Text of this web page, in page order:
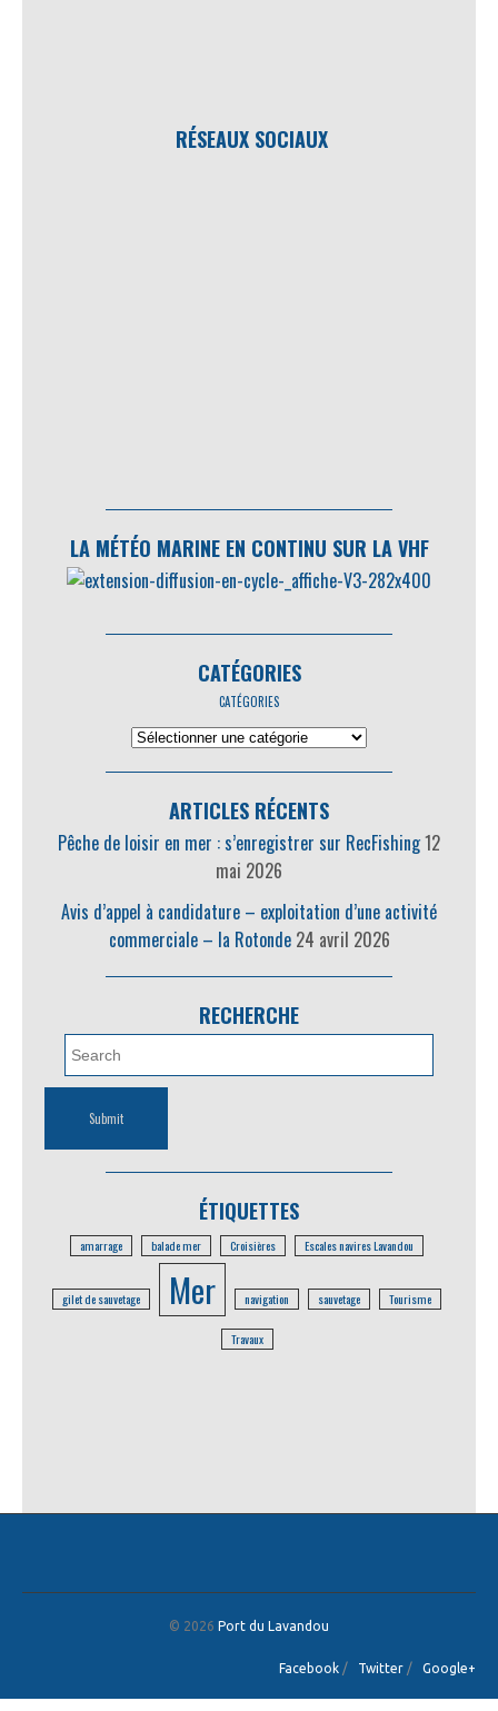
RÉSEAUX SOCIAUX
LA MÉTÉO MARINE EN CONTINU SUR LA VHF
CATÉGORIES
CATÉGORIES
ARTICLES RÉCENTS
Pêche de loisir en mer : s’enregistrer sur RecFishing12
mai 2026
Avis d’appel à candidature – exploitation d’une activité
commerciale – la Rotonde 24 avril 2026
RECHERCHE
ÉTIQUETTES
amarrage balade mer Croisières Escales navires Lavandou
gilet de sauvetage Mer navigation sauvetage Tourisme
Travaux
© 2026 Port du Lavandou
Facebook / Twitter / Google+